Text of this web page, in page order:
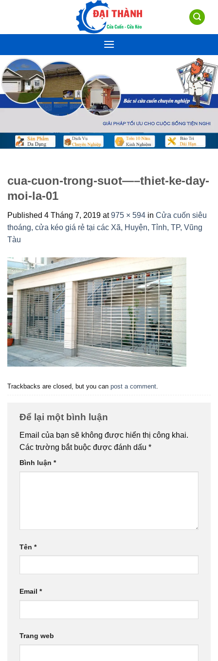
cua-cuon-trong-suot—–thiet-ke-day-
moi-la-01
Published 4 Tháng 7, 2019 at975 × 594 in Cửa cuốn siêu
thoáng, cửa kéo giá rẻ tại các Xã, Huyện, Tỉnh, TP, Vũng
Tàu
Trackbacks are closed, but you can post a comment
Để lại một bình luận
Email của bạn sẽ không được hiển thị công khai.
Các trường bắt buộc được đánh dấu *
Bình luận *
Tên *
Email *
Trang web